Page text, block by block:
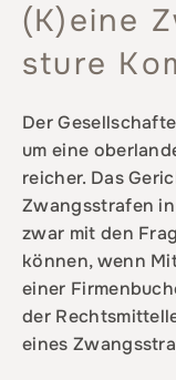
(K)eine
sture
Der
um eine
reicher. Das
Zwangsstrafen
zwar mit den
können, wenn
einer
der
eines